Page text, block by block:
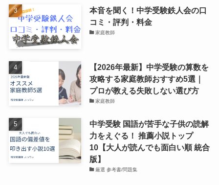
本音を聞く！中学受験鉄人会の口
コミ・評判・料金
家庭教師
【2026年最新】中学受験の算数を
攻略する家庭教師おすすめ5選｜
プロが教える失敗しない選び方
家庭教師
中学受験 国語が苦手な子供の読解
力をえぐる！ 推薦小説トップ
10【大人が読んでも面白い順 統合
版】
厳選 参考書/問題集